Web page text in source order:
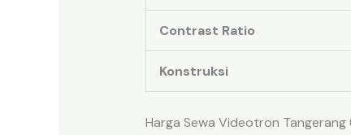
Contrast Ratio
Konstruksi
Harga Sewa Videotron